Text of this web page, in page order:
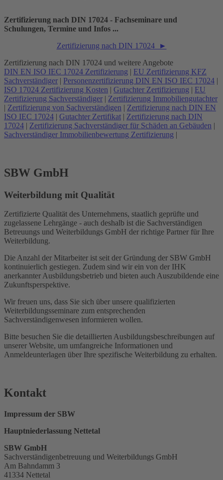
Zertifizierung nach DIN 17024 - Fachseminare und
Schulungen, Termine und Infos ...
Zertifizierung nach DIN 17024 ►
Zertifizierung nach DIN 17024 und weitere Angebote
DIN EN ISO IEC 17024 Zertifizierung | EU Zertifizierung KFZ
Sachverständiger | Personenzertifizierung DIN EN ISO IEC 17024 |
ISO 17024 Zertifizierung Kosten | Gutachter Zertifizierung | EU
Zertifizierung Sachverständiger | Zertifizierung Immobiliengutachter
| Zertifizierung von Sachverständigen | Zertifizierung nach DIN EN
ISO IEC 17024 | Gutachter Zertifikat | Zertifizierung nach DIN
17024 | Zertifizierung Sachverständiger für Schäden an Gebäuden |
Sachverständiger Immobilienbewertung Zertifizierung |
SBW GmbH
Weiterbildung mit Qualität
Zertifizierte Qualität des Unternehmens, staatlich geprüfte und
zugelassene Lehrgänge - auch deshalb ist die Sachverständigen
Betreuungs und Weiterbildungs GmbH der richtige Partner für Ihre
Weiterbildung.
Die Anzahl der Mitarbeiter ist seit der Gründung der SBW GmbH
kontinuierlich gestiegen. Zudem sind wir ein von der IHK
anerkannter Ausbildungsbetrieb und bieten auch Auszubildende eine
Zukunftsperspektive.
Wir freuen uns, dass Sie sich über unsere qualifizierten
Weiterbildungsseminare zum entsprechenden
Sachverständigenwesen informieren wollen.
Bitte besuchen Sie die detaillierten Ausbildungsbeschreibungen auf
unserer Website, um umfangreiche Informationen und
Anmeldeunterlagen über Ihre spezifische Weiterbildung zu erhalten.
Kontakt
Impressum der SBW
Hauptniederlassung Nettetal
SBW GmbH
Sachverständigenbetreuung und Weiterbildungs GmbH
Am Bahndamm 3
41334 Nettetal